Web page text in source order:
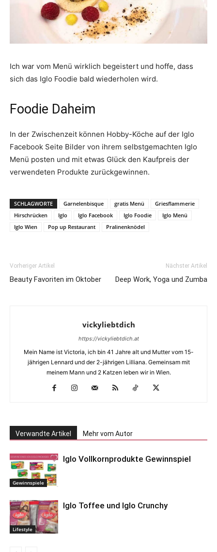
Ich war vom Menü wirklich begeistert und hoffe, dass
sich das Iglo Foodie bald wiederholen wird.
Foodie Daheim
In der Zwischenzeit können Hobby-Köche auf der Iglo
Facebook Seite Bilder von ihrem selbstgemachten Iglo
Menü posten und mit etwas Glück den Kaufpreis der
verwendeten Produkte zurückgewinnen.
SCHLAGWORTE Garnelenbisque gratis Menü
Griesflammerie
Hirschrücken
Iglo Iglo Facebook Iglo Foodie
Iglo Menü
Iglo Wien
Pop up Restaurant Pralinenknödel
Vorheriger Artikel
Beauty Favoriten im Oktober
Nächster Artikel
Deep Work, Yoga und Zumba
vickyliebtdich
https://vickyliebtdich.at
Mein Name ist Victoria, ich bin 41 Jahre alt und Mutter vom 15-
jährigen Lennard und der 2-jährigen Lilliana. Gemeinsam mit
meinem Mann und 2 Katzen leben wir in Wien.
Verwandte Artikel Mehr vom Autor
Gewinnspiele
Iglo Vollkornprodukte Gewinnspiel
Lifestyle
Iglo Toffee und Iglo Crunchy